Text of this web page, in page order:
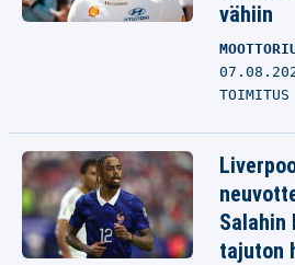
vähiin
TOIMITUS
Salahin
tajuton